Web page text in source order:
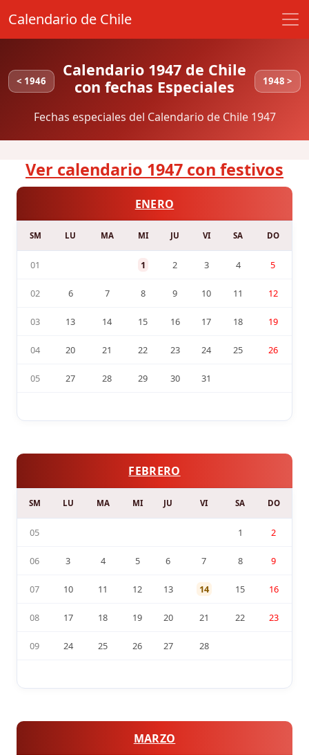
Calendario de Chile
< 1946
Calendario 1947 de Chile
con fechas Especiales
1948 >
Fechas especiales del Calendario de Chile 1947
Ver calendario 1947 con festivos
ENERO
SM LU MA MI JU VI SA DO
01 1 2 3 4 5
02 6 7 8 9 10 11 12
03 13 14 15 16 17 18 19
04 20 21 22 23 24 25 26
05 27 28 29 30 31
FEBRERO
SM LU MA MI JU VI SA DO
05 1 2
06 3 4 5 6 7 8 9
07 10 11 12 13 14 15 16
08 17 18 19 20 21 22 23
09 24 25 26 27 28
MARZO